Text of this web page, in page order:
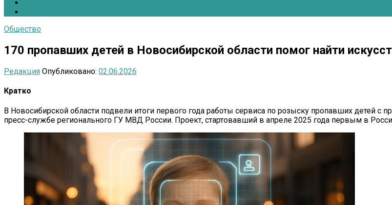
Общество
170 пропавших детей в Новосибирской области помог найти
Редакция Опубликовано: 02.06.2026
Кратко
В Новосибирской области подвели итоги первого года работы сервиса по розыску пропавших детей с
пресс-службе регионального ГУ МВД России. Проект, стартовавший в апреле 2025 года первым в